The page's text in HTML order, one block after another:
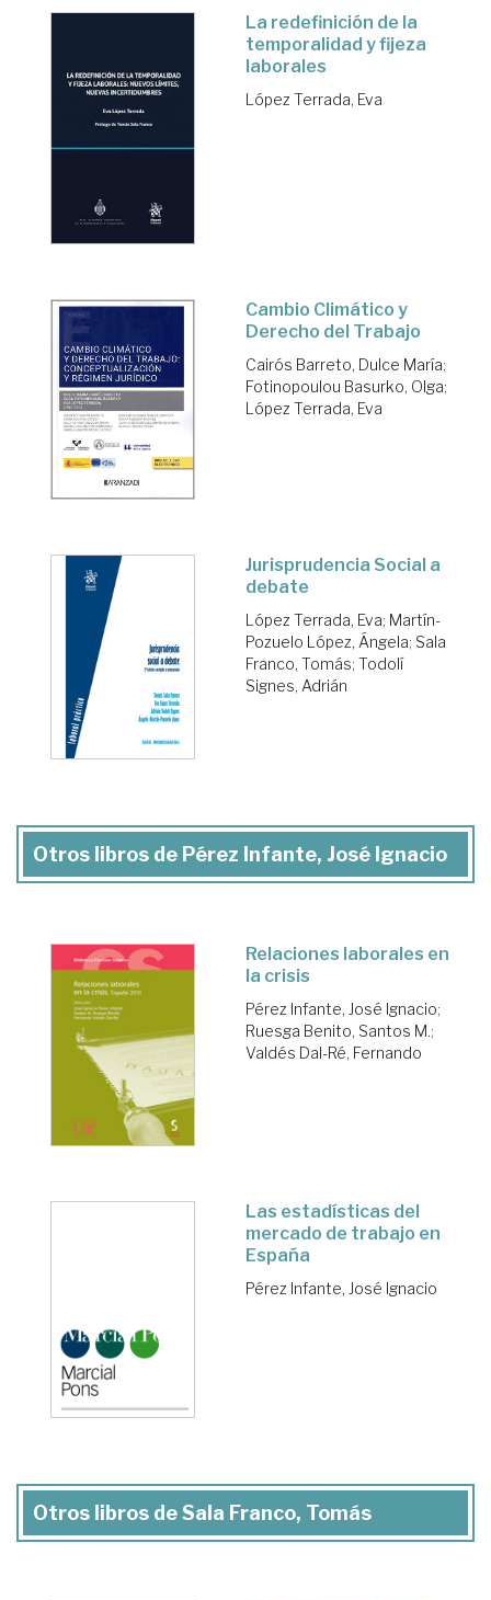
La redefinición de la
temporalidad y fijeza
laborales
López Terrada, Eva
Cambio Climático y
Derecho del Trabajo
Cairós Barreto, Dulce María;
Fotinopoulou Basurko, Olga;
López Terrada, Eva
Jurisprudencia Social a
debate
López Terrada, Eva; Martín-
Pozuelo López, Ángela; Sala
Franco, Tomás; Todolí
Signes, Adrián
Otros libros de Pérez Infante, José Ignacio
Relaciones laborales en
la crisis
Pérez Infante, José Ignacio;
Ruesga Benito, Santos M.;
Valdés Dal-Ré, Fernando
Las estadísticas del
mercado de trabajo en
España
Pérez Infante, José Ignacio
Otros libros de Sala Franco, Tomás